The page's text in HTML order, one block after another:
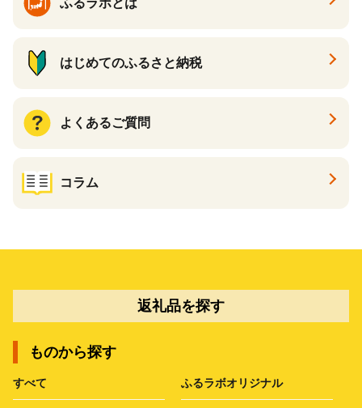
はじめてのふるさと納税
よくあるご質問
コラム
返礼品を探す
ものから探す
すべて ふるラボオリジナル